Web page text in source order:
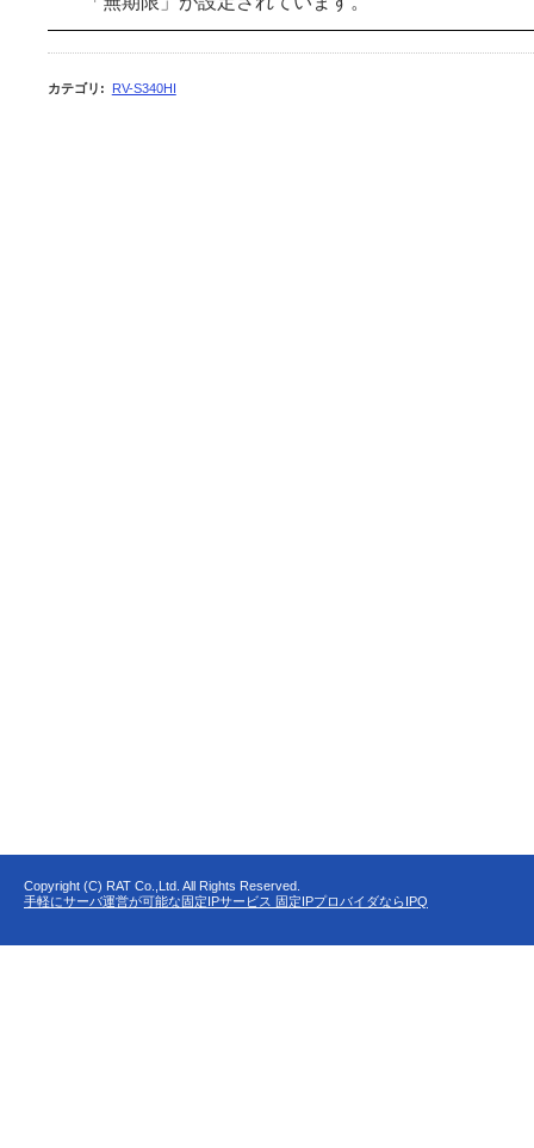
カテゴリ : RV-S340HI
Copyright (C) RAT Co.,Ltd. All Rights Reserved.
手軽にサーバ運営が可能な固定IPサービス 固定IPプロバイダならIPQ